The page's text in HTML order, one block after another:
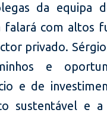
da equipa
falará com altos
privado.
e
e de
sustentável e